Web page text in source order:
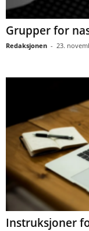
Grupper for
Redaksjonen - 23.
Instruksjoner